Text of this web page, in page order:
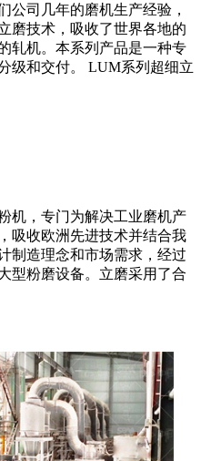
公司几年的磨机生产经验，
磨技术，吸收了世界各地的
轧机。本系列产品是一种专
级和交付。 LUM系列超细立
机，专门为解决工业磨机产
吸收欧洲先进技术并结合我
制造理念和市场需求，经过
型粉磨设备。立磨采用了合